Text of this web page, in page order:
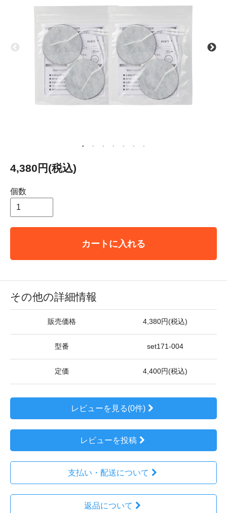
4,380円(税込)
個数
カートに入れる
その他の詳細情報
販売価格 4,380円(税込)
型番 set171-004
定価 4,400円(税込)
レビューを見る(0件)
レビューを投稿
支払い・配送について
返品について